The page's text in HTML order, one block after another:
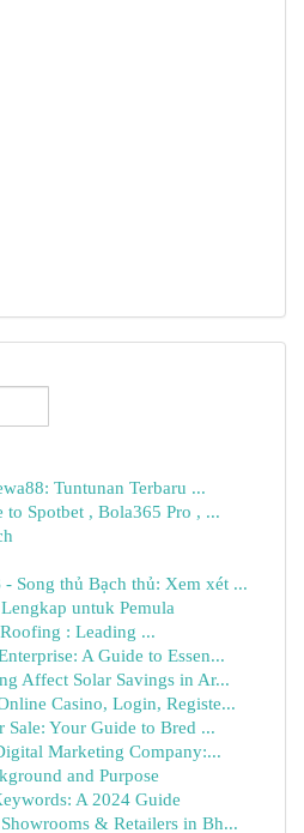
Tuntunan Terbaru ...
Spotbet , Bola365 Pro , ...
Song thủ Bạch thủ: Xem xét ...
untuk Pemula
: Leading ...
A Guide to Essen...
Affect Solar Savings in Ar...
Casino, Login, Registe...
Sale: Your Guide to Bred ...
Marketing Company:...
and Purpose
A 2024 Guide
& Retailers in Bh...